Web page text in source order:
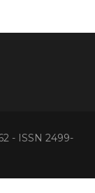
- ISSN 2499-